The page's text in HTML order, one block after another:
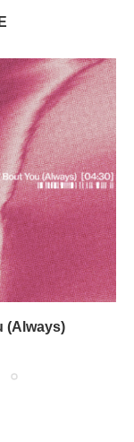
(Always)